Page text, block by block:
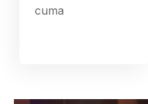
cuma